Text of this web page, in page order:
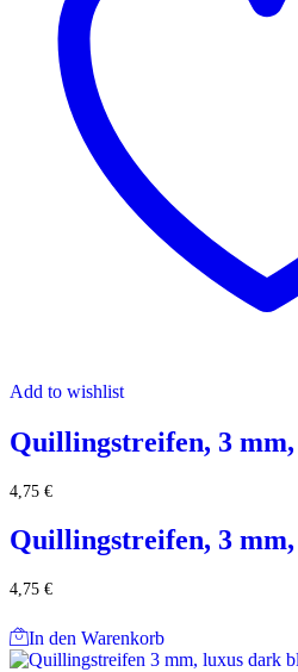
Add to wishlist
Quillingstreifen, 3
4,75 €
Quillingstreifen, 3
4,75 €
In den Warenkorb